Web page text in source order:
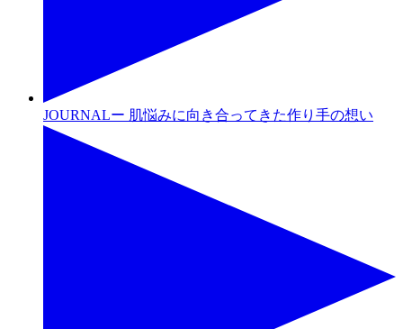
JOURNALー 肌悩みに向き合ってきた作り手の想い